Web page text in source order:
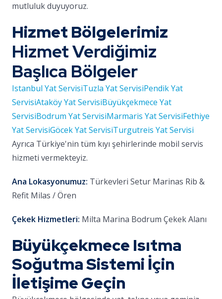
mutluluk duyuyoruz.
Hizmet Bölgelerimiz
Hizmet Verdiğimiz
Başlıca Bölgeler
Istanbul Yat ServisiTuzla Yat ServisiPendik Yat
ServisiAtaköy Yat ServisiBüyükçekmece Yat
ServisiBodrum Yat ServisiMarmaris Yat ServisiFethiye
Yat ServisiGöcek Yat ServisiTurgutreis Yat Servisi
Ayrıca Türkiye'nin tüm kıyı şehirlerinde mobil servis
hizmeti vermekteyiz.
Ana Lokasyonumuz: Türkevleri Setur Marinas Rib &
Refit Milas / Ören
Çekek Hizmetleri: Milta Marina Bodrum Çekek Alanı
Büyükçekmece Isıtma
Soğutma Sistemi İçin
İletişime Geçin